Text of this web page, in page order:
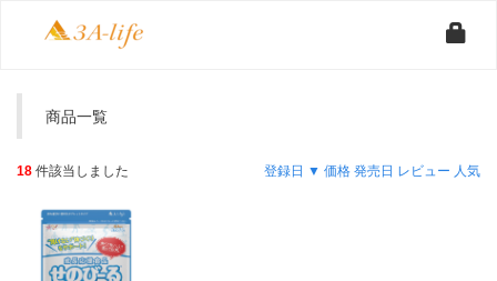
商品一覧
18 件該当しました 登録日 ▼ 価格 発売日 レビュー 人気